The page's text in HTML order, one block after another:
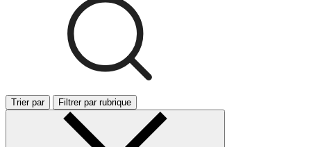
Trier par Filtrer par rubrique